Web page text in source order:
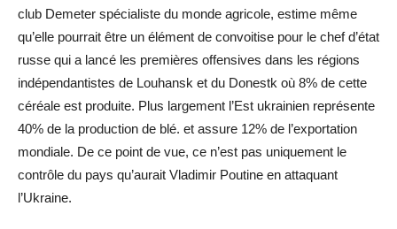
club Demeter spécialiste du monde agricole, estime même
qu’elle pourrait être un élément de convoitise pour le chef d’état
russe qui a lancé les premières offensives dans les régions
indépendantistes de Louhansk et du Donestk où 8% de cette
céréale est produite. Plus largement l’Est ukrainien représente
40% de la production de blé. et assure 12% de l’exportation
mondiale. De ce point de vue, ce n’est pas uniquement le
contrôle du pays qu’aurait Vladimir Poutine en attaquant
l’Ukraine.